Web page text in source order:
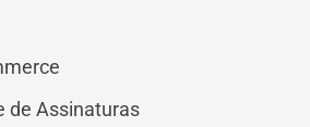
de Assinaturas